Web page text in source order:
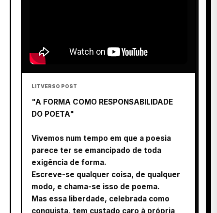
LITVERSO POST
"A FORMA COMO RESPONSABILIDADE
DO POETA"
Vivemos num tempo em que a poesia
parece ter se emancipado de toda
exigência de forma.
Escreve-se qualquer coisa, de qualquer
modo, e chama-se isso de poema.
Mas essa liberdade, celebrada como
conquista, tem custado caro à própria